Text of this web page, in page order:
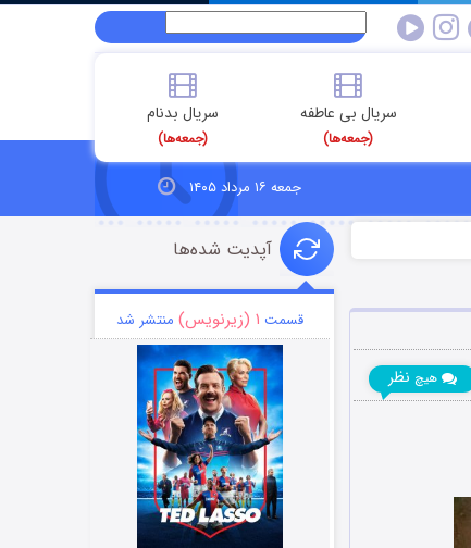
سریال بی عاطفه
(جمعه‌ها)
سریال بدنام
(جمعه‌ها)
جمعه ۱۶ مرداد ۱۴۰۵
هیچ نظر
آپدیت شده‌ها
قسمت ۱ (زیرنویس) منتشر شد